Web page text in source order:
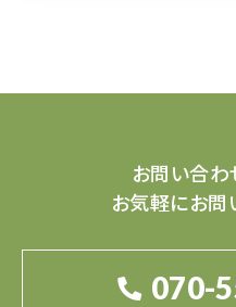
お問い合わ
お気軽にお問
070-